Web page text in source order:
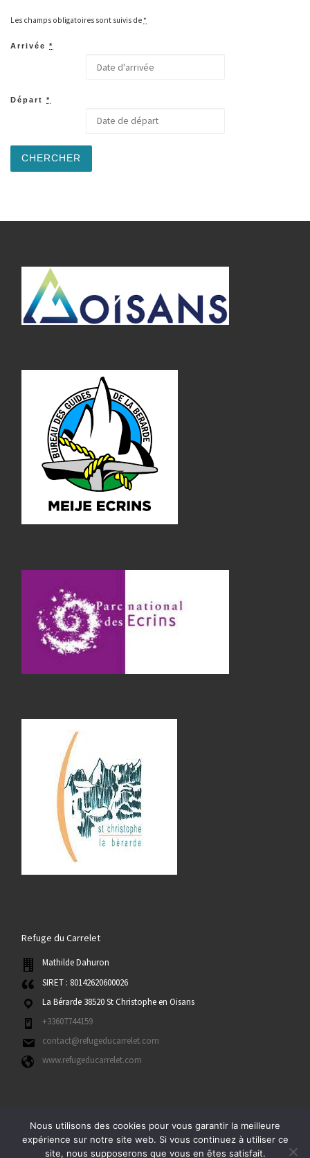
Les champs obligatoires sont suivis de*
Arrivée *
Départ *
Refuge du Carrelet
Mathilde Dahuron
SIRET : 80142620600026
La Bérarde 38520 St Christophe en Oisans
+33607744159
contact@refugeducarrelet.com
www.refugeducarrelet.com
© 2026Le Refuge du Carrelet– Tous droits réservés
Nous utilisons des cookies pour vous garantir la meilleure
expérience sur notre site web. Si vous continuez à utiliser ce
site, nous supposerons que vous en êtes satisfait.